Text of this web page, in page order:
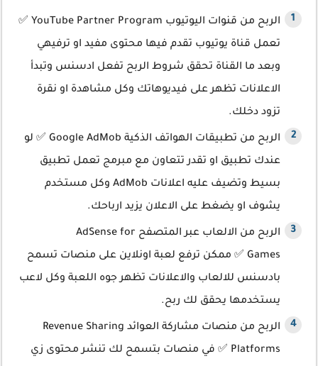
الربح من قنوات اليوتيوب YouTube Partner Program ✅
تعمل قناة يوتيوب تقدم فيها محتوى مفيد او ترفيهي
وبعد ما القناة تحقق شروط الربح تفعل ادسنس وتبدأ
الاعلانات تظهر على فيديوهاتك وكل مشاهدة او نقرة
تزود دخلك.
الربح من تطبيقات الهواتف الذكية Google AdMob ✅ لو
عندك تطبيق او تقدر تتعاون مع مبرمج تعمل تطبيق
بسيط وتضيف عليه اعلانات AdMob وكل مستخدم
يشوف او يضغط على الاعلان يزيد ارباحك.
الربح من الالعاب عبر المتصفح AdSense for
Games ✅ ممكن ترفع لعبة اونلاين على منصات تسمح
بادسنس للالعاب والاعلانات تظهر جوه اللعبة وكل لاعب
يستخدمها يحقق لك ربح.
الربح من منصات مشاركة العوائد Revenue Sharing
Platforms ✅ في منصات بتسمح لك تنشر محتوى زي